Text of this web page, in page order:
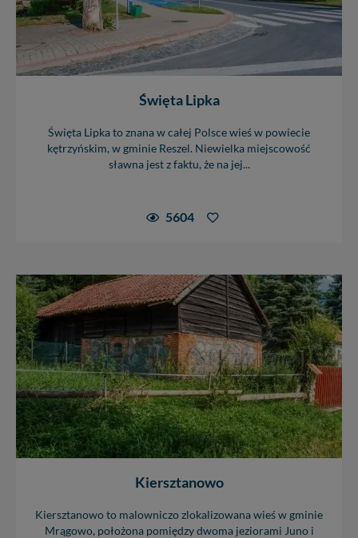
Święta Lipka
Święta Lipka to znana w całej Polsce wieś w powiecie
kętrzyńskim, w gminie Reszel. Niewielka miejscowość
sławna jest z faktu, że na jej...
5604
Kiersztanowo
Kiersztanowo to malowniczo zlokalizowana wieś w gminie
Mrągowo, położona pomiędzy dwoma jeziorami Juno i